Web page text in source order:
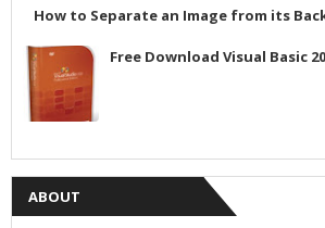
How to Separate an Image from its
Free Download Visual Basic
ABOUT